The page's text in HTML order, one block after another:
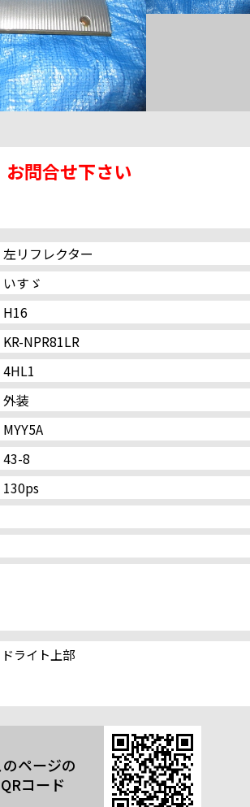
お問合せ下さい
左リフレクター
いすゞ
H16
KR-NPR81LR
4HL1
外装
MYY5A
43-8
130ps
ライト上部
のページの
QRコード